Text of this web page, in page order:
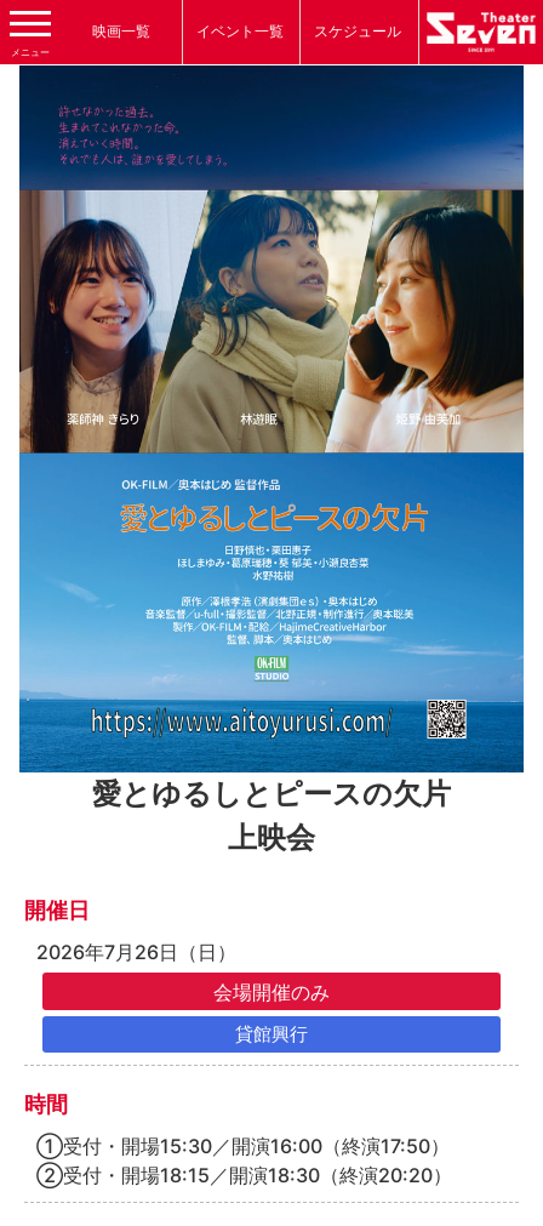
メニュー
映画一覧 イベント一覧 スケジュール
愛とゆるしとピースの欠片
上映会
開催日
2026年7月26日（日）
時間
①受付・開場15:30／開演16:00（終演17:50）
②受付・開場18:15／開演18:30（終演20:20）